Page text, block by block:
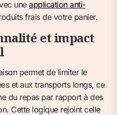
uneapplication anti-
frais de votre panier.
et impact
permet de limiter le
et aux transports longs, ce
du repas par rapport à des
Cette logique rejoint celle